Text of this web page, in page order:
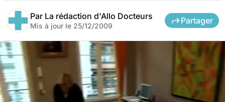
Par La rédaction d'Allo Docteurs
Mis à jour le 25/12/2009
Partager